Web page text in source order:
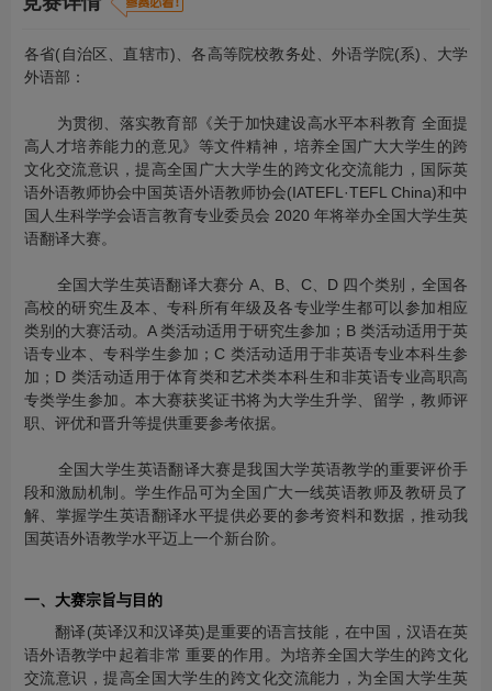
各省(自治区、直辖市)、各高等院校教务处、外语学院(系)、大学
外语部：
为贯彻、落实教育部《关于加快建设高水平本科教育 全面提
高人才培养能力的意见》等文件精神，培养全国广大大学生的跨
文化交流意识，提高全国广大大学生的跨文化交流能力，国际英
语外语教师协会中国英语外语教师协会(IATEFL·TEFL China)和中
国人生科学学会语言教育专业委员会 2020 年将举办全国大学生英
语翻译大赛。
全国大学生英语翻译大赛分 A、B、C、D 四个类别，全国各
高校的研究生及本、专科所有年级及各专业学生都可以参加相应
类别的大赛活动。A 类活动适用于研究生参加；B 类活动适用于英
语专业本、专科学生参加；C 类活动适用于非英语专业本科生参
加；D 类活动适用于体育类和艺术类本科生和非英语专业高职高
专类学生参加。本大赛获奖证书将为大学生升学、留学，教师评
职、评优和晋升等提供重要参考依据。
全国大学生英语翻译大赛是我国大学英语教学的重要评价手
段和激励机制。学生作品可为全国广大一线英语教师及教研员了
解、掌握学生英语翻译水平提供必要的参考资料和数据，推动我
国英语外语教学水平迈上一个新台阶。
一、大赛宗旨与目的
翻译(英译汉和汉译英)是重要的语言技能，在中国，汉语在英
语外语教学中起着非常 重要的作用。为培养全国大学生的跨文化
交流意识，提高全国大学生的跨文化交流能力，为全国大学生英